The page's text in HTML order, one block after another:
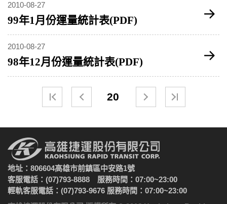
2010-08-27
99年1月份運量統計表(PDF)
2010-08-27
98年12月份運量統計表(PDF)
20
地址：806604高雄市前鎮區中安路1號
客服電話：(07)793-8888 服務時間：07:00~23:00
輕軌客服電話：(07)793-9676 服務時間：07:00~23:00